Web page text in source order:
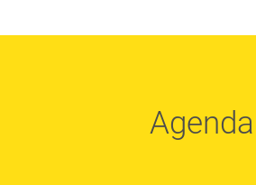
Agenda